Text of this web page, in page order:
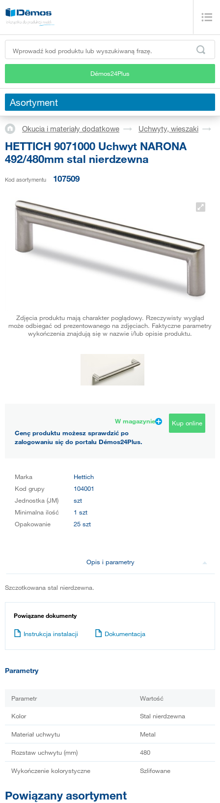
Démos24Plus
Asortyment
Okucia i materiały dodatkowe Uchwyty, wieszaki
HETTICH 9071000 Uchwyt NARONA
492/480mm stal nierdzewna
Kod asortymentu 107509
Zdjęcia produktu mają charakter poglądowy. Rzeczywisty wygląd
może odbiegać od prezentowanego na zdjęciach. Faktyczne parametry
wykończenia znajdują się w nazwie i/lub opisie produktu.
W magazynie
Cenę produktu możesz sprawdzić po
zalogowaniu się do portalu Démos24Plus.
Kup online
Marka
Hettich
Kod grupy
104001
Jednostka (JM)
szt
Minimalna ilość
1 szt
Opakowanie
25 szt
Opis i parametry
Szczotkowana stal nierdzewna.
Powiązane dokumenty
Instrukcja instalacji Dokumentacja
Parametry
Parametr Wartość
Kolor Stal nierdzewna
Materiał uchwytu Metal
Rozstaw uchwytu (mm) 480
Wykończenie kolorystyczne Szlifowane
Powiązany asortyment